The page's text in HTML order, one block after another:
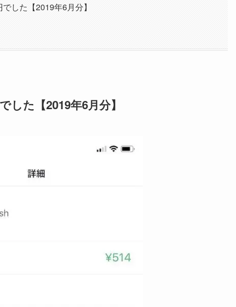
した【2019年6月分】
た【2019年6月分】